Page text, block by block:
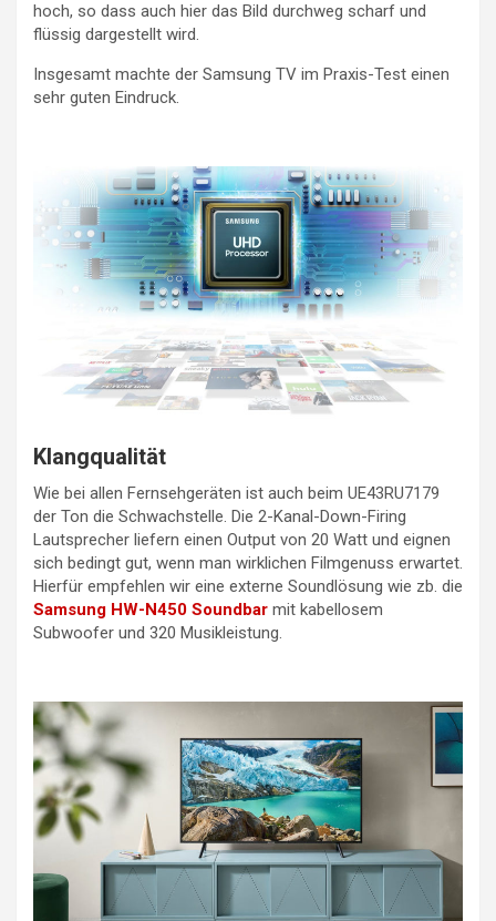
hoch, so dass auch hier das Bild durchweg scharf und
flüssig dargestellt wird.
Insgesamt machte der Samsung TV im Praxis-Test einen
sehr guten Eindruck.
Klangqualität
Wie bei allen Fernsehgeräten ist auch beim UE43RU7179
der Ton die Schwachstelle. Die 2-Kanal-Down-Firing
Lautsprecher liefern einen Output von 20 Watt und eignen
sich bedingt gut, wenn man wirklichen Filmgenuss erwartet.
Hierfür empfehlen wir eine externe Soundlösung wie zb. die
Samsung HW-N450 Soundbar mit kabellosem
Subwoofer und 320 Musikleistung.